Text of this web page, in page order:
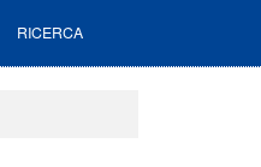
RICERCA